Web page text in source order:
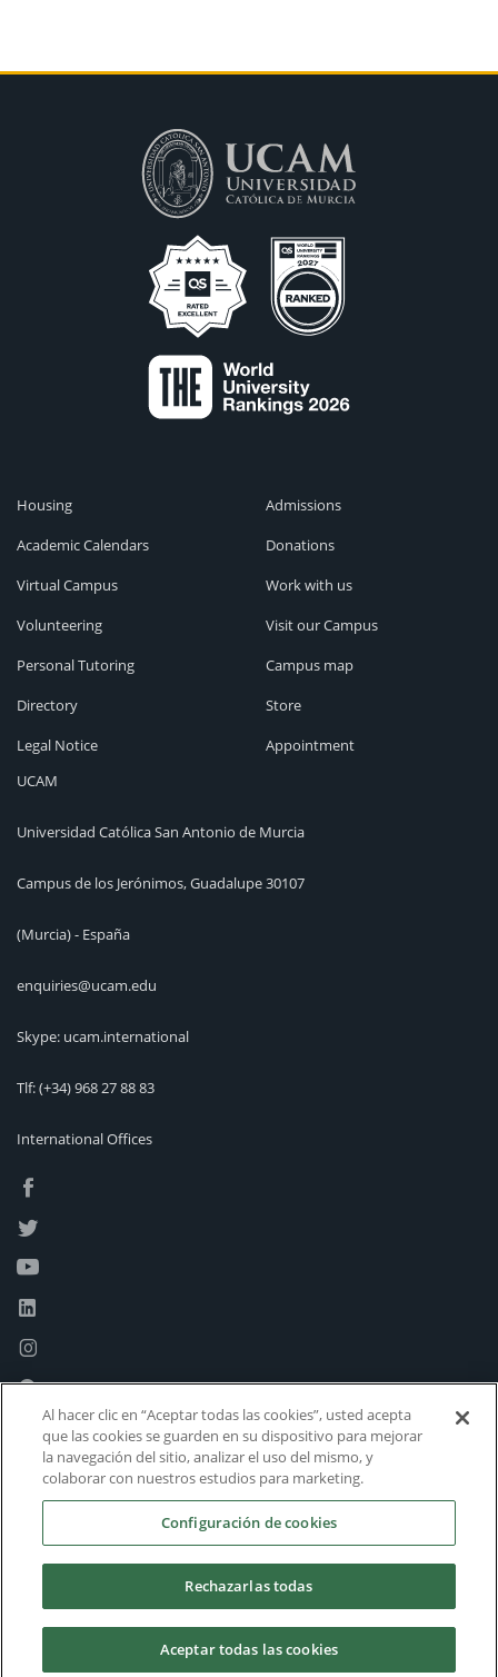
Housing
Academic Calendars
Virtual Campus
Volunteering
Personal Tutoring
Directory
Legal Notice
Admissions
Donations
Work with us
Visit our Campus
Campus map
Store
Appointment
UCAM
Universidad Católica San Antonio de Murcia
Campus de los Jerónimos, Guadalupe 30107
(Murcia) - España
enquiries@ucam.edu
Skype: ucam.international
Tlf:(+34) 968 27 88 83
International Offices
Al hacer clic en “Aceptar todas las cookies”, usted acepta
que las cookies se guarden en su dispositivo para mejorar
la navegación del sitio, analizar el uso del mismo, y
colaborar con nuestros estudios para marketing.
Configuración de cookies
Rechazarlas todas
Aceptar todas las cookies